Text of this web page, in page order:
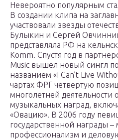
Невероятно популярным
В создании клипа на
участвовали звезды
Булыкин и Сергей
представляла РФ на
Komm. Спустя год в
Music вышел новый сингл
названием «I Can’t Live
чартах ФРГ четвертую
многолетней деятельности
музыкальных наград,
«Овацию». В 2006 году
государственной награды –
профессионализм и